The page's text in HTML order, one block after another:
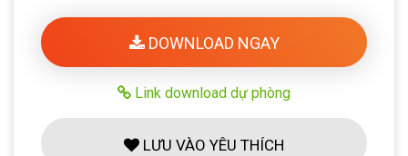
DOWNLOAD NGAY
Link download dự phòng
LƯU VÀO YÊU THÍCH